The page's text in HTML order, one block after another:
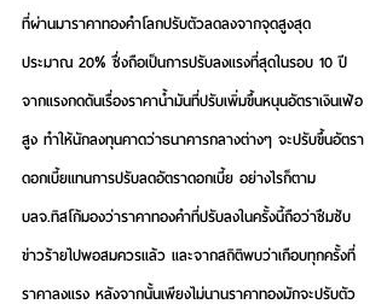
ที่ผ่านมาราคาทองคำโลกปรับตัวลดลงจากจุดสูงสุด
ประมาณ 20% ซึ่งถือเป็นการปรับลงแรงที่สุดในรอบ 10 ปี
จากแรงกดดันเรื่องราคาน้ำมันที่ปรับเพิ่มขึ้นหนุนอัตราเงินเฟ้อ
สูง ทำให้นักลงทุนคาดว่าธนาคารกลางต่างๆ จะปรับขึ้นอัตรา
ดอกเบี้ยแทนการปรับลดอัตราดอกเบี้ย อย่างไรก็ตาม
บลจ.ทิสโก้มองว่าราคาทองคำที่ปรับลงในครั้งนี้ถือว่าซึมซับ
ข่าวร้ายไปพอสมควรแล้ว และจากสถิติพบว่าเกือบทุกครั้งที่
ราคาลงแรง หลังจากนั้นเพียงไม่นานราคาทองมักจะปรับตัว